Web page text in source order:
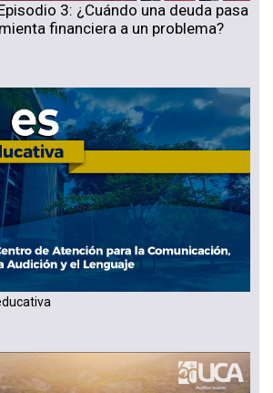
3: ¿Cuándo una deuda pasa
financiera a un problema?